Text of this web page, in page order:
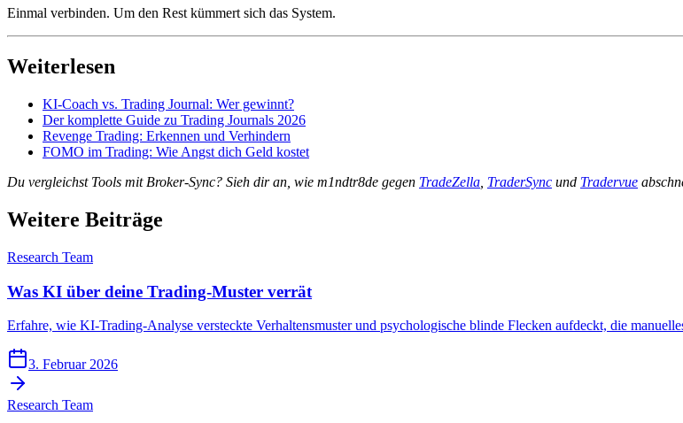
Einmal verbinden. Um den Rest kümmert sich das System.
Weiterlesen
KI-Coach vs. Trading Journal: Wer gewinnt?
Der komplette Guide zu Trading Journals 2026
Revenge Trading: Erkennen und Verhindern
FOMO im Trading: Wie Angst dich Geld kostet
Du vergleichst Tools mit Broker-Sync? Sieh dir an, wie m1ndtr8de gegen TradeZella TraderSync und Tradervue
Weitere Beiträge
Research Team
Was KI über deine Trading-Muster verrät
Erfahre, wie KI-Trading-Analyse versteckte Verhaltensmuster und psychologische blinde Flecken aufdeckt, die
3. Februar 2026
Research Team